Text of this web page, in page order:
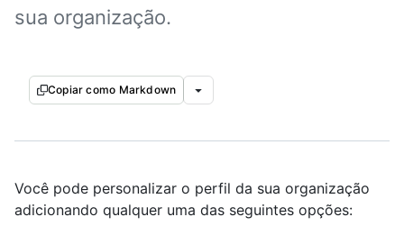
sua organização.
Copiar como Markdown
Você pode personalizar o perfil da sua organização
adicionando qualquer uma das seguintes opções: